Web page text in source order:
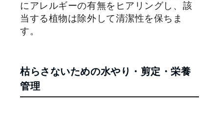
にアレルギーの有無をヒアリングし、該
当する植物は除外して清潔性を保ちま
す。
枯らさないための水やり・剪定・栄養
管理